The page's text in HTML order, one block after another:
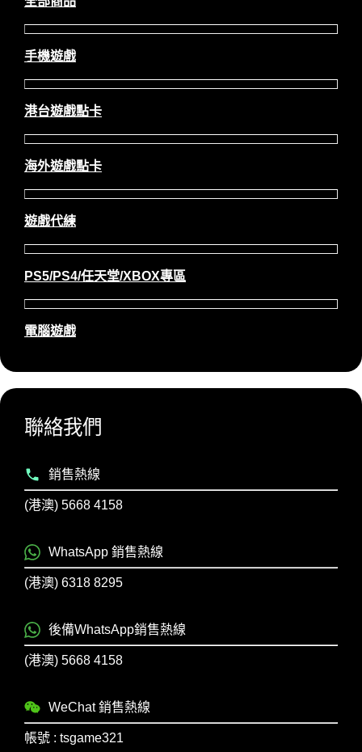
手機遊戲
港台遊戲點卡
海外遊戲點卡
遊戲代練
PS5/PS4/任天堂/XBOX專區
電腦遊戲
聯絡我們
銷售熱線
(港澳) 5668 4158
WhatsApp 銷售熱線
(港澳) 6318 8295
後備WhatsApp銷售熱線
(港澳) 5668 4158
WeChat 銷售熱線
帳號 : tsgame321